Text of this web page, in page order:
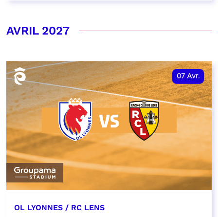
AVRIL 2027
07 Avr.
OL LYONNES / RC LENS